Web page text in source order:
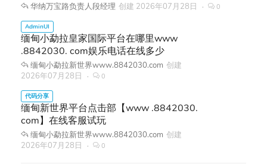
华纳万宝路负责人段经理 创建 2026年07月28日 0
缅甸小勐拉皇家国际平台在哪里www
.8842030. com娱乐电话在线多少
缅甸小勐拉新世界www.8842030.com 创建
2026年07月28日
0
缅甸新世界平台点击部【www .8842030.
com】在线客服试玩
缅甸小勐拉新世界www.8842030.com 创建
2026年07月28日
0